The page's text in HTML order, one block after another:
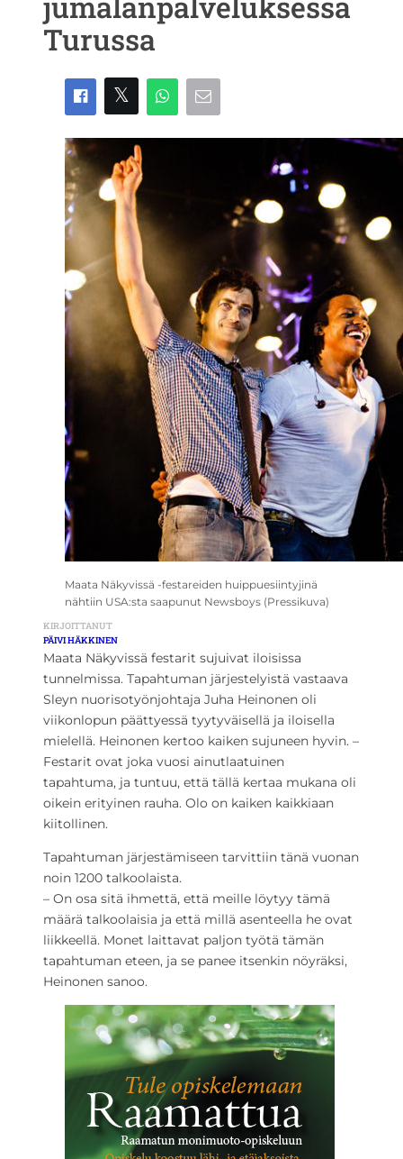
Turussa
Maata Näkyvissä -festareiden huippuesiintyjinä
nähtiin USA:sta saapunut Newsboys (Pressikuva)
KIRJOITTANUT
PÄIVI HÄKKINEN
Maata Näkyvissä festarit sujuivat iloisissa
tunnelmissa. Tapahtuman järjestelyistä vastaava
Sleyn nuorisotyönjohtaja Juha Heinonen oli
viikonlopun päättyessä tyytyväisellä ja iloisella
mielellä. Heinonen kertoo kaiken sujuneen hyvin. –
Festarit ovat joka vuosi ainutlaatuinen
tapahtuma, ja tuntuu, että tällä kertaa mukana oli
oikein erityinen rauha. Olo on kaiken kaikkiaan
kiitollinen.
Tapahtuman järjestämiseen tarvittiin tänä vuonan
noin 1200 talkoolaista.
– On osa sitä ihmettä, että meille löytyy tämä
määrä talkoolaisia ja että millä asenteella he ovat
liikkeellä. Monet laittavat paljon työtä tämän
tapahtuman eteen, ja se panee itsenkin nöyräksi,
Heinonen sanoo.